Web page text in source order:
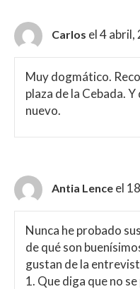
Carlos el 4 abril,
Muy dogmático.
plaza de la Cebada.
nuevo.
Antia Lence el
Nunca he probado
de qué son
gustan de la
1. Que diga que no